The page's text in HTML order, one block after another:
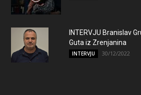
INTERVJU Branislav
Guta iz Zrenjanina
INTERVJU 30/12/2022